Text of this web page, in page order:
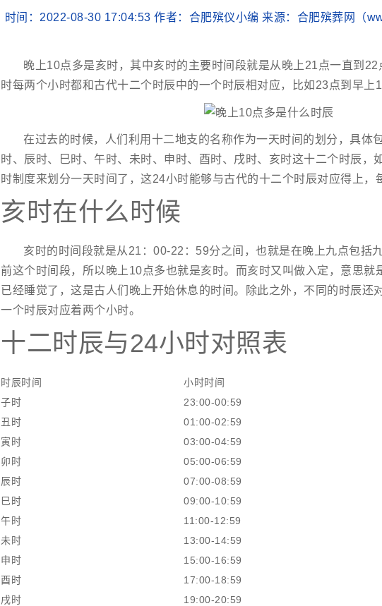
时间：2022-08-30 17:04:53 作者：合肥殡仪小编 来源：合肥殡葬网（
晚上10点多是亥时，其中亥时的主要时间段就是从晚上21点一直到
时每两个小时都和古代十二个时辰中的一个时辰相对应，比如23点到早上1
在过去的时候，人们利用十二地支的名称作为一天时间的划分，具体
时、辰时、巳时、午时、未时、申时、酉时、戌时、亥时这十二个时辰，
时制度来划分一天时间了，这24小时能够与古代的十二个时辰对应得上，
亥时在什么时候
亥时的时间段就是从21：00-22：59分之间，也就是在晚上九点包括
前这个时间段，所以晚上10点多也就是亥时。而亥时又叫做入定，意思就
已经睡觉了，这是古人们晚上开始休息的时间。除此之外，不同的时辰还
一个时辰对应着两个小时。
十二时辰与24小时对照表
时辰时间 小时时间
子时
23:00-00:59
丑时
01:00-02:59
寅时
03:00-04:59
卯时
05:00-06:59
辰时
07:00-08:59
巳时
09:00-10:59
午时
11:00-12:59
未时
13:00-14:59
申时
15:00-16:59
酉时
17:00-18:59
戌时
19:00-20:59